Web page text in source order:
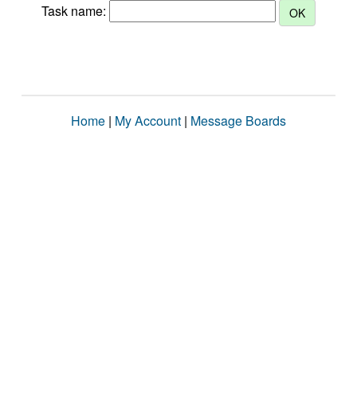
Task name:
Home | My Account | Message Boards